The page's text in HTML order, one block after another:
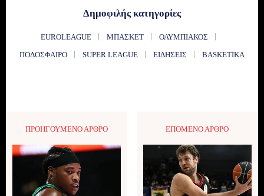
Δημοφιλής κατηγορίες
EUROLEAGUE ΜΠΆΣΚΕΤ
ΟΛΥΜΠΙΑΚΌΣ
ΠΟΔΌΣΦΑΙΡΟ
SUPER LEAGUE ΕΙΔΉΣΕΙΣ BASKETIKA
ΠΡΟΗΓΟΎΜΕΝΟ ΆΡΘΡΟ ΕΠΌΜΕΝΟ ΆΡΘΡΟ